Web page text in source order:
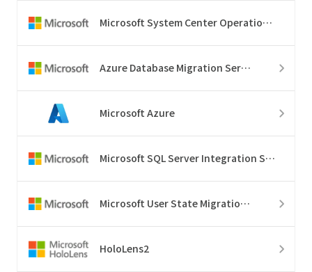
Microsoft System Center Operations Manager
Azure Database Migration Service
Microsoft Azure
Microsoft SQL Server Integration Services
Microsoft User State Migration Tool
HoloLens2